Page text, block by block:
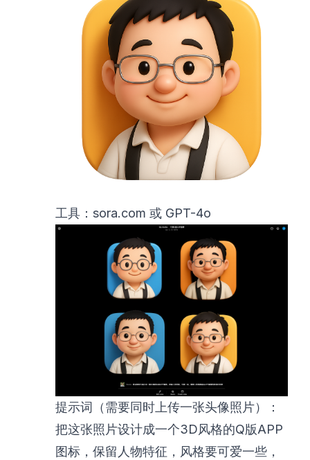
工具： sora.com 或 GPT-4o
提示词（需要同时上传一张头像照片）：
把这张照片设计成一个3D风格的Q版APP
图标，保留人物特征，风格要可爱一些，